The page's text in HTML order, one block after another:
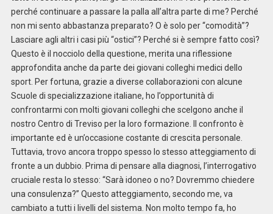
perché continuare a passare la palla all’altra parte di me? Perché
non mi sento abbastanza preparato? O è solo per “comodità”?
Lasciare agli altri i casi più “ostici”? Perché si è sempre fatto così?
Questo è il nocciolo della questione, merita una riflessione
approfondita anche da parte dei giovani colleghi medici dello
sport. Per fortuna, grazie a diverse collaborazioni con alcune
Scuole di specializzazione italiane, ho l’opportunità di
confrontarmi con molti giovani colleghi che scelgono anche il
nostro Centro di Treviso per la loro formazione. Il confronto è
importante ed è un’occasione costante di crescita personale.
Tuttavia, trovo ancora troppo spesso lo stesso atteggiamento di
fronte a un dubbio. Prima di pensare alla diagnosi, l’interrogativo
cruciale resta lo stesso: “Sarà idoneo o no? Dovremmo chiedere
una consulenza?” Questo atteggiamento, secondo me, va
cambiato a tutti i livelli del sistema. Non molto tempo fa, ho